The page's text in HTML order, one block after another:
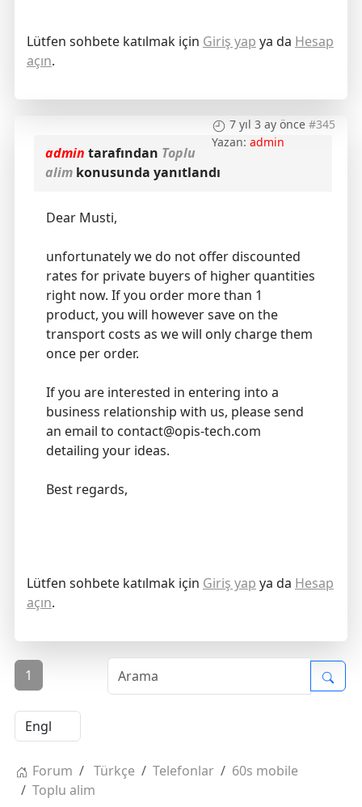
Lütfen sohbete katılmak için Giriş yap ya da Hesap
açın.
7 yıl 3 ay önce #345
Yazan:admin
admin tarafından Toplu
alimkonusunda yanıtlandı
Dear Musti,
unfortunately we do not offer discounted
rates for private buyers of higher quantities
right now. If you order more than 1
product, you will however save on the
transport costs as we will only charge them
once per order.
If you are interested in entering into a
business relationship with us, please send
an email to contact@opis-tech.com
detailing your ideas.
Best regards,
Lütfen sohbete katılmak için Giriş yap ya da Hesap
açın.
1
Forum Türkçe Telefonlar
60s mobile
Toplu alim